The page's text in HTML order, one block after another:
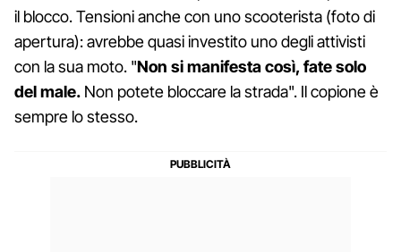
il blocco. Tensioni anche con uno scooterista (foto di
apertura): avrebbe quasi investito uno degli attivisti
con la sua moto. "Non si manifesta così, fate solo
del male. Non potete bloccare la strada". Il copione è
sempre lo stesso.